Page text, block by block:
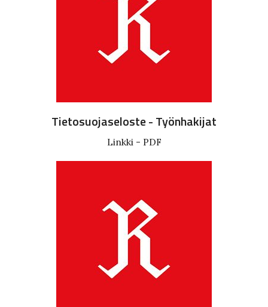
Tietosuojaseloste - Työnhakijat
Linkki - PDF